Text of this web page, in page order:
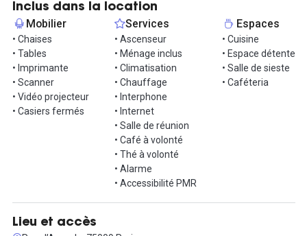
Contactez-nous dès maintenant pour planifier une visite et
découvrir par vous-même cet espace de travail exceptionnel !
Inclus dans la location
Mobilier
• Chaises
• Tables
• Imprimante
• Scanner
• Vidéo projecteur
• Casiers fermés
Services
• Ascenseur
• Ménage inclus
• Climatisation
• Chauffage
• Interphone
• Internet
• Salle de réunion
• Café à volonté
• Thé à volonté
• Alarme
• Accessibilité PMR
Espaces
• Cuisine
• Espace détente
• Salle de sieste
• Caféteria
Lieu et accès